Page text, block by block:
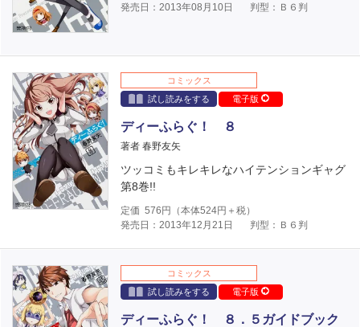
発売日：2013年08月10日
判型：Ｂ６判
コミックス
試し読みをする
電子版
ディーふらぐ！ ８
著者 春野友矢
ツッコミもキレキレなハイテンションギャグ
第8巻!!
定価 576 円（本体524円＋税）
発売日：2013年12月21日
判型：Ｂ６判
コミックス
試し読みをする
電子版
ディーふらぐ！ ８．５ガイドブック